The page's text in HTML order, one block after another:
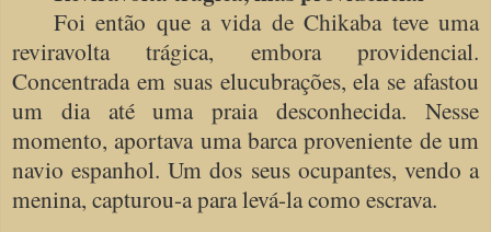
Foi então que a vida de Chikaba teve uma
reviravolta trágica, embora providencial.
Concentrada em suas elucubrações, ela se afastou
um dia até uma praia desconhecida. Nesse
momento, aportava uma barca proveniente de um
navio espanhol. Um dos seus ocupantes, vendo a
menina, capturou-a para levá-la como escrava.